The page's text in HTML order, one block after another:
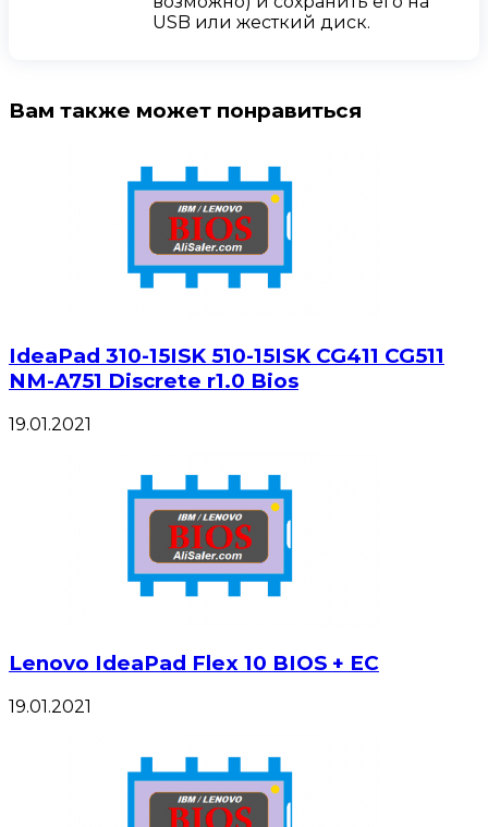
USB или жесткий диск.
Вам также может понравиться
IdeaPad 310-15ISK 510-15ISK CG411 CG511
NM-A751 Discrete r1.0 Bios
19.01.2021
Lenovo IdeaPad Flex 10 BIOS + EC
19.01.2021